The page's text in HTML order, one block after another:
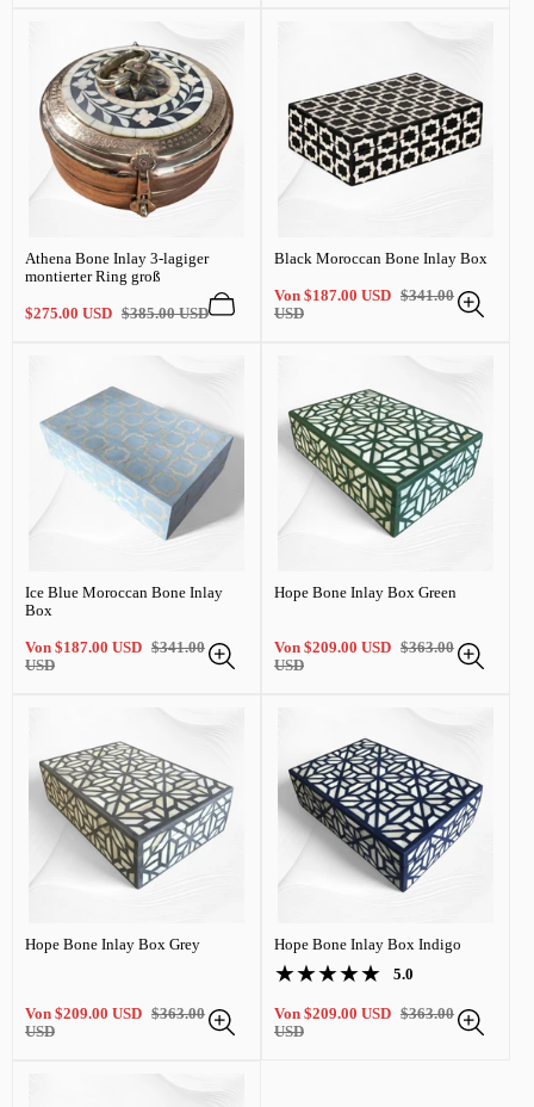
Athena Bone Inlay 3-lagiger
montierter Ring groß
Verkaufspreis
$275.00 USD Regulärer
$385.00 USD
Black Moroccan Bone Inlay Box
Verkaufspreis
Von $187.00 USD Regulärer
$341.00
USD
Ice Blue Moroccan Bone Inlay
Box
Verkaufspreis
Von $187.00 USD Regulärer
$341.00
USD
Hope Bone Inlay Box Green
Verkaufspreis
Von $209.00 USD Regulärer
$363.00
USD
Hope Bone Inlay Box Grey
Verkaufspreis
Von $209.00 USD Regulärer
$363.00
USD
Hope Bone Inlay Box Indigo
Produktbewertungen:
von
5.0
5.0
Verkaufspreis
Von $209.00 USD Regulärer
$363.00
USD